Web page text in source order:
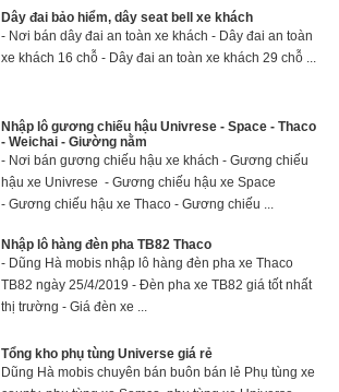
Dây đai bảo hiểm, dây seat bell xe khách
- Nơi bán dây đai an toàn xe khách - Dây đai an toàn
xe khách 16 chỗ - Dây đai an toàn xe khách 29 chỗ ...
Nhập lô gương chiếu hậu Univrese - Space - Thaco
- Weichai - Giường nằm
- Nơi bán gương chiếu hậu xe khách - Gương chiếu
hậu xe Univrese - Gương chiếu hậu xe Space
- Gương chiếu hậu xe Thaco - Gương chiếu ...
Nhập lô hàng đèn pha TB82 Thaco
- Dũng Hà mobis nhập lô hàng đèn pha xe Thaco
TB82 ngày 25/4/2019 - Đèn pha xe TB82 giá tốt nhất
thị trường - Giá đèn xe ...
Tổng kho phụ tùng Universe giá rẻ
Dũng Hà mobis chuyên bán buôn bán lẻ Phụ tùng xe